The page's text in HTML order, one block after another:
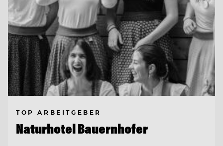
TOP ARBEITGEBER
Naturhotel Bauernhofer